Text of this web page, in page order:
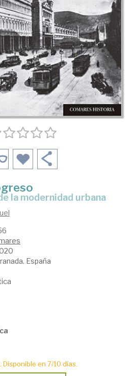
la modernidad urbana
España
Disponible en 7/10 días.